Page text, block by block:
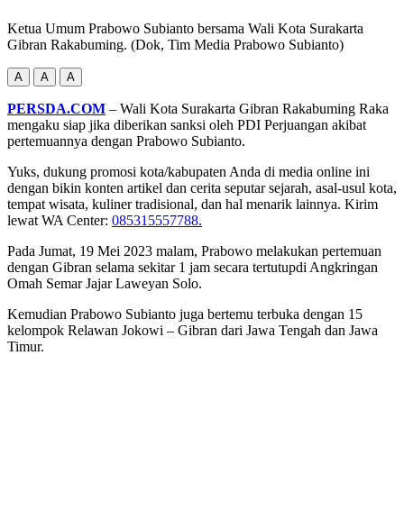
Ketua Umum Prabowo Subianto bersama Wali Kota Surakarta
Gibran Rakabuming. (Dok, Tim Media Prabowo Subianto)
A A A
PERSDA.COM – Wali Kota Surakarta Gibran Rakabuming Raka
mengaku siap jika diberikan sanksi oleh PDI Perjuangan akibat
pertemuannya dengan Prabowo Subianto.
Yuks, dukung promosi kota/kabupaten Anda di media online ini
dengan bikin konten artikel dan cerita seputar sejarah, asal-usul kota,
tempat wisata, kuliner tradisional, dan hal menarik lainnya. Kirim
lewat WA Center: 085315557788.
Pada Jumat, 19 Mei 2023 malam, Prabowo melakukan pertemuan
dengan Gibran selama sekitar 1 jam secara tertutupdi Angkringan
Omah Semar Jajar Laweyan Solo.
Kemudian Prabowo Subianto juga bertemu terbuka dengan 15
kelompok Relawan Jokowi – Gibran dari Jawa Tengah dan Jawa
Timur.